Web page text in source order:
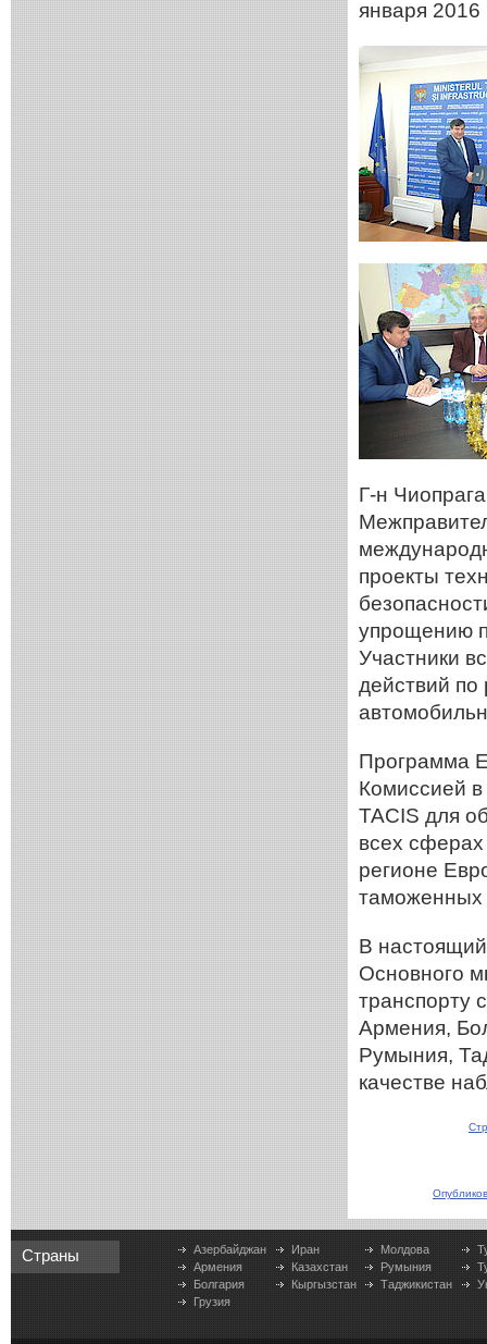
января 2016
Г-н
проекты
упрощению
Участники
действий
Программа
Комиссией
TACIS для
всех сферах
регионе
таможенных
В
Основного
транспорту
Армения,
Румыния,
качестве
Страны
Азербайджан
Армения
Болгария
Грузия
Иран
Казахстан
Кыргызстан
Молдова
Румыния
Таджикистан